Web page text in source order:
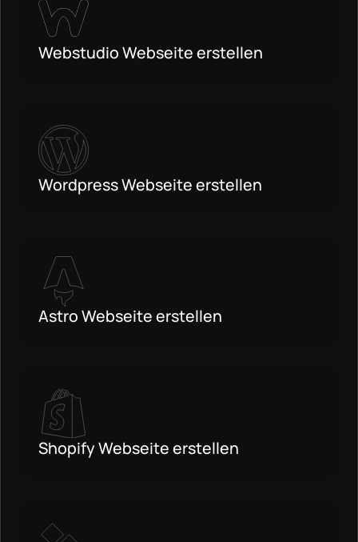
Webstudio Webseite erstellen
Wordpress Webseite erstellen
Astro Webseite erstellen
Shopify Webseite erstellen